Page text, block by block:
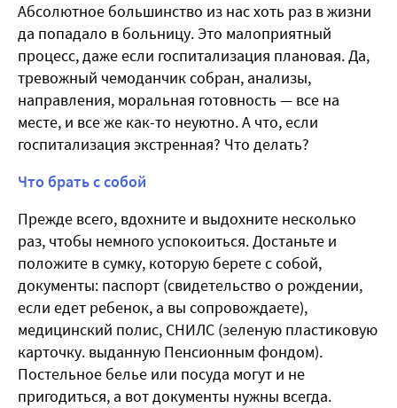
Абсолютное большинство из нас хоть раз в жизни
да попадало в больницу. Это малоприятный
процесс, даже если госпитализация плановая. Да,
тревожный чемоданчик собран, анализы,
направления, моральная готовность — все на
месте, и все же как-то неуютно. А что, если
госпитализация экстренная? Что делать?
Что брать с собой
Прежде всего, вдохните и выдохните несколько
раз, чтобы немного успокоиться. Достаньте и
положите в сумку, которую берете с собой,
документы: паспорт (свидетельство о рождении,
если едет ребенок, а вы сопровождаете),
медицинский полис, СНИЛС (зеленую пластиковую
карточку. выданную Пенсионным фондом).
Постельное белье или посуда могут и не
пригодиться, а вот документы нужны всегда.